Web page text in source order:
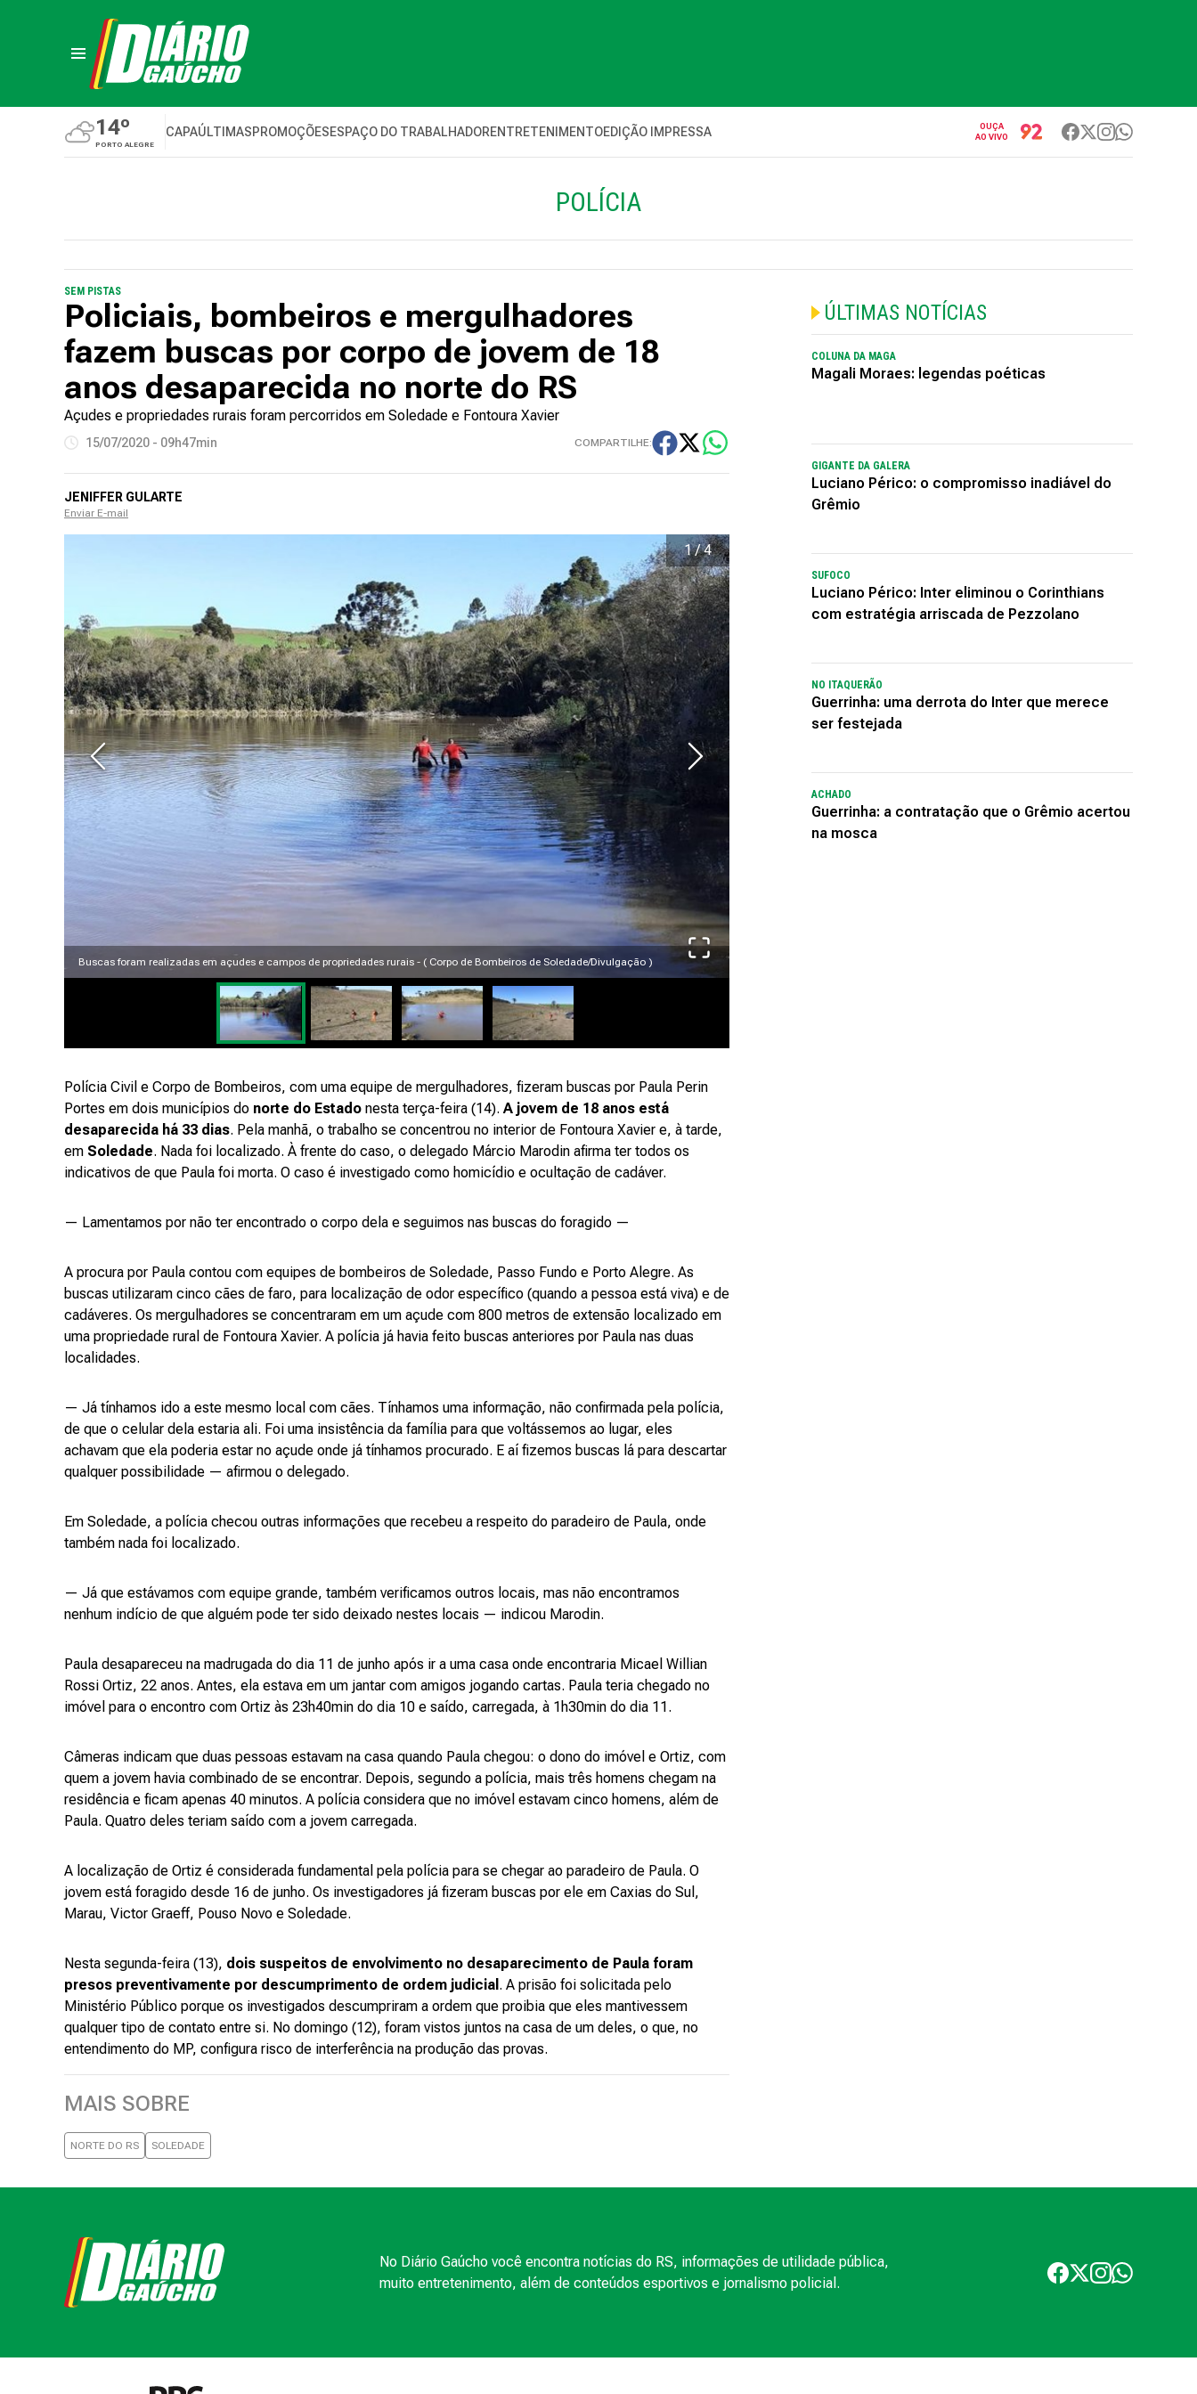
14º
PORTO ALEGRE
CAPAÚLTIMASPROMOÇÕESESPAÇO DO TRABALHADORENTRETENIMENTOEDIÇÃO IMPRESSA
OUÇA
AO VIVO
POLÍCIA
SEM PISTAS
Policiais, bombeiros e mergulhadores
fazem buscas por corpo de jovem de 18
anos desaparecida no norte do RS
Açudes e propriedades rurais foram percorridos em Soledade e Fontoura Xavier
15/07/2020 - 09h47min COMPARTILHE:
JENIFFER GULARTE
Enviar E-mail
Buscas foram realizadas em açudes e campos de propriedades rurais - ( Corpo de Bombeiros de Soledade/Divulgação )
1/4
Polícia Civil e Corpo de Bombeiros, com uma equipe de mergulhadores, fizeram buscas por Paula Perin
Portes em dois municípios do norte do Estado nesta terça-feira (14). A jovem de 18 anos está
desaparecida há 33 dias. Pela manhã, o trabalho se concentrou no interior de Fontoura Xavier e, à tarde,
em Soledade. Nada foi localizado. À frente do caso, o delegado Márcio Marodin afirma ter todos os
indicativos de que Paula foi morta. O caso é investigado como homicídio e ocultação de cadáver.
— Lamentamos por não ter encontrado o corpo dela e seguimos nas buscas do foragido —
A procura por Paula contou com equipes de bombeiros de Soledade, Passo Fundo e Porto Alegre. As
buscas utilizaram cinco cães de faro, para localização de odor específico (quando a pessoa está viva) e de
cadáveres. Os mergulhadores se concentraram em um açude com 800 metros de extensão localizado em
uma propriedade rural de Fontoura Xavier. A polícia já havia feito buscas anteriores por Paula nas duas
localidades.
— Já tínhamos ido a este mesmo local com cães. Tínhamos uma informação, não confirmada pela polícia,
de que o celular dela estaria ali. Foi uma insistência da família para que voltássemos ao lugar, eles
achavam que ela poderia estar no açude onde já tínhamos procurado. E aí fizemos buscas lá para descartar
qualquer possibilidade — afirmou o delegado.
Em Soledade, a polícia checou outras informações que recebeu a respeito do paradeiro de Paula, onde
também nada foi localizado.
— Já que estávamos com equipe grande, também verificamos outros locais, mas não encontramos
nenhum indício de que alguém pode ter sido deixado nestes locais — indicou Marodin.
Paula desapareceu na madrugada do dia 11 de junho após ir a uma casa onde encontraria Micael Willian
Rossi Ortiz, 22 anos. Antes, ela estava em um jantar com amigos jogando cartas. Paula teria chegado no
imóvel para o encontro com Ortiz às 23h40min do dia 10 e saído, carregada, à 1h30min do dia 11.
Câmeras indicam que duas pessoas estavam na casa quando Paula chegou: o dono do imóvel e Ortiz, com
quem a jovem havia combinado de se encontrar. Depois, segundo a polícia, mais três homens chegam na
residência e ficam apenas 40 minutos. A polícia considera que no imóvel estavam cinco homens, além de
Paula. Quatro deles teriam saído com a jovem carregada.
A localização de Ortiz é considerada fundamental pela polícia para se chegar ao paradeiro de Paula. O
jovem está foragido desde 16 de junho. Os investigadores já fizeram buscas por ele em Caxias do Sul,
Marau, Victor Graeff, Pouso Novo e Soledade.
Nesta segunda-feira (13), dois suspeitos de envolvimento no desaparecimento de Paula foram
presos preventivamente por descumprimento de ordem judicial . A prisão foi solicitada pelo
Ministério Público porque os investigados descumpriram a ordem que proibia que eles mantivessem
qualquer tipo de contato entre si. No domingo (12), foram vistos juntos na casa de um deles, o que, no
entendimento do MP, configura risco de interferência na produção das provas.
MAIS SOBRE
NORTE DO RS SOLEDADE
ÚLTIMAS NOTÍCIAS
COLUNA DA MAGA
Magali Moraes: legendas poéticas
GIGANTE DA GALERA
Luciano Périco: o compromisso inadiável do
Grêmio
SUFOCO
Luciano Périco: Inter eliminou o Corinthians
com estratégia arriscada de Pezzolano
NO ITAQUERÃO
Guerrinha: uma derrota do Inter que merece
ser festejada
ACHADO
Guerrinha: a contratação que o Grêmio acertou
na mosca
No Diário Gaúcho você encontra notícias do RS, informações de utilidade pública,
muito entretenimento, além de conteúdos esportivos e jornalismo policial.